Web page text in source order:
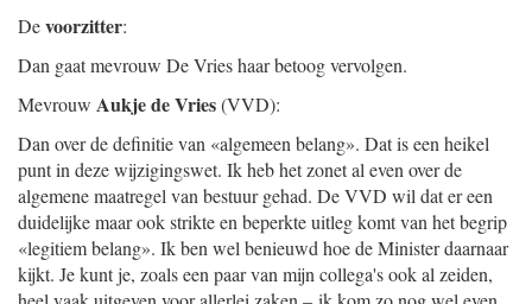
Devoorzitter:
Dan gaat mevrouw De Vries haar betoog vervolgen.
Mevrouw Aukje de Vries(VVD):
Dan over de definitie van «algemeen belang». Dat is een heikel
punt in deze wijzigingswet. Ik heb het zonet al even over de
algemene maatregel van bestuur gehad. De VVD wil dat er een
duidelijke maar ook strikte en beperkte uitleg komt van het begrip
«legitiem belang». Ik ben wel benieuwd hoe de Minister daarnaar
kijkt. Je kunt je, zoals een paar van mijn collega's ook al zeiden,